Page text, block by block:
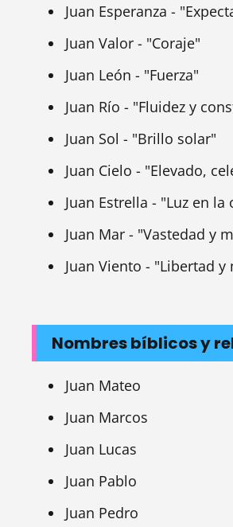
Juan Esperanza -
Juan Valor - "Coraje"
Juan León - "Fuerza"
Juan Río - "Fluidez y
Juan Sol - "Brillo solar"
Juan Cielo - "Elevado,
Juan Estrella - "Luz en la
Juan Mar - "Vastedad y
Juan Viento - "Libertad
Nombres bíblicos y
Juan Mateo
Juan Marcos
Juan Lucas
Juan Pablo
Juan Pedro